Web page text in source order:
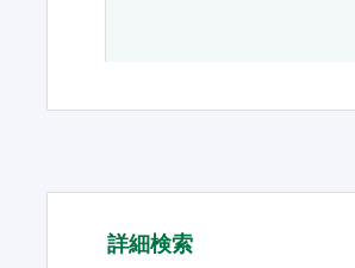
詳細検索